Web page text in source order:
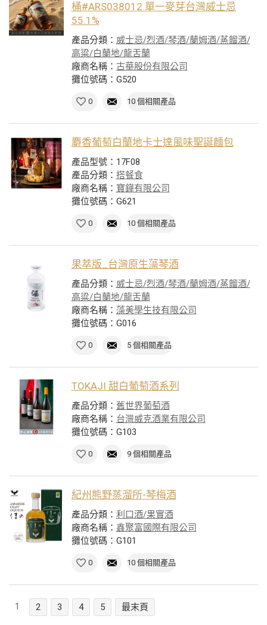
桶#ARS038012 單一麥芽台灣威士忌
55.1%
產品分類： 威士忌/烈酒/琴酒/蘭姆酒/蒸餾酒/
高粱/白蘭地/龍舌蘭
廠商名稱： 古華股份有限公司
攤位號碼：G520
0 10 個相關產品
麝香葡萄白蘭地卡士達風味聖誕麵包
產品型號：17F08
產品分類： 搭餐食
廠商名稱： 寶鏵有限公司
攤位號碼：G621
0 10 個相關產品
果萃版_台灣原生藻琴酒
產品分類： 威士忌/烈酒/琴酒/蘭姆酒/蒸餾酒/
高粱/白蘭地/龍舌蘭
廠商名稱： 藻美學生技有限公司
攤位號碼：G016
0 5 個相關產品
TOKAJI 甜白葡萄酒系列
產品分類： 舊世界葡萄酒
廠商名稱： 台灣威克酒業有限公司
攤位號碼：G103
0 9 個相關產品
紀州熊野蒸溜所-琴梅酒
產品分類： 利口酒/果實酒
廠商名稱： 鑫聚富國際有限公司
攤位號碼：G101
0 10 個相關產品
1 2 3 4 5 最末頁